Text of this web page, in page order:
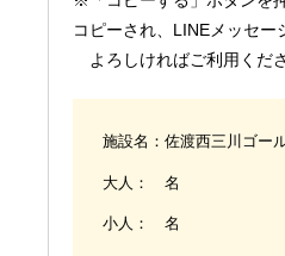
コピーされ、LINEメッセー
よろしければご利用くださ
施設名：佐渡西三川ゴー
大人： 名
小人： 名